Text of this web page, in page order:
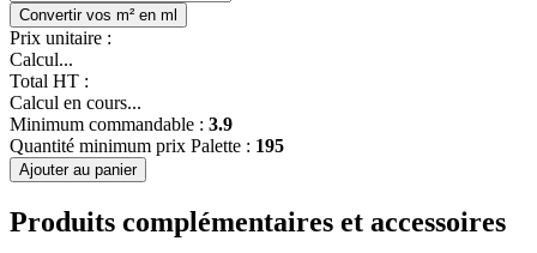
Convertir vos m² en ml
Prix unitaire :
Calcul...
Total HT :
Calcul en cours...
Minimum commandable : 3.9
Quantité minimum prix Palette : 195
Ajouter au panier
Produits complémentaires et accessoires